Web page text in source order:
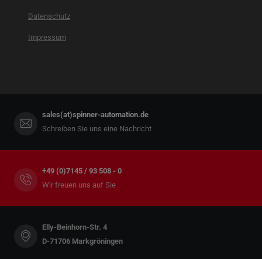
Datenschutz
Impressum
sales(at)spinner-automation.de
Schreiben Sie uns eine Nachricht
+49 (0)7145 / 93 508 - 0
Wir freuen uns auf Sie
Elly-Beinhorn-Str. 4
D-71706 Markgröningen